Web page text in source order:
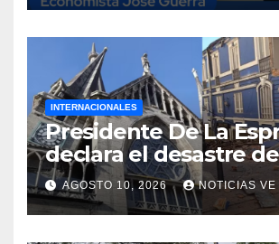
INTERNACIONALES
Presidente De La
declara el desastre de
carácter nacional tras
terremoto de
AGOSTO 10, 2026 NOTICIAS VE